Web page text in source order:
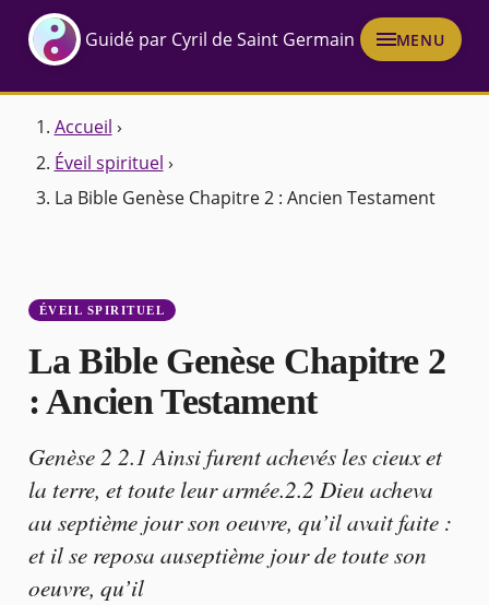
Guidé par Cyril de Saint Germain MENU
Accueil ›
Éveil spirituel ›
La Bible Genèse Chapitre 2 : Ancien Testament
ÉVEIL SPIRITUEL
La Bible Genèse Chapitre 2
: Ancien Testament
Genèse 2 2.1 Ainsi furent achevés les cieux et
la terre, et toute leur armée.2.2 Dieu acheva
au septième jour son oeuvre, qu’il avait faite :
et il se reposa auseptième jour de toute son
oeuvre, qu’il